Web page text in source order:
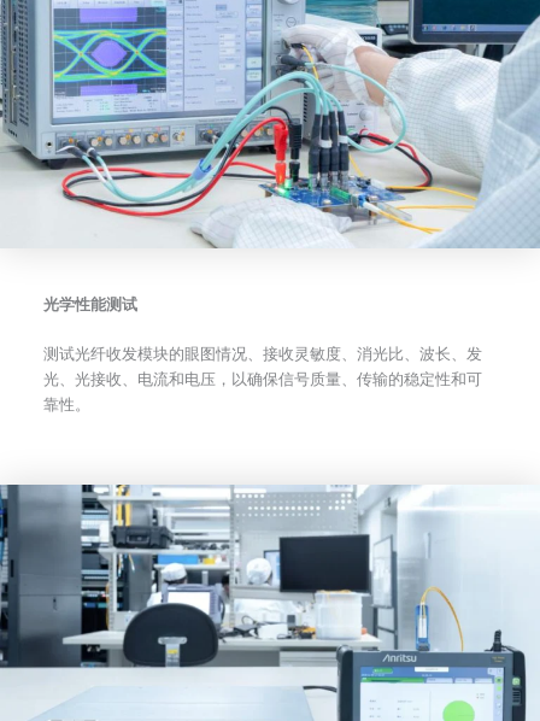
光学性能测试
测试光纤收发模块的眼图情况、接收灵敏度、消光比、波长、发
光、光接收、电流和电压，以确保信号质量、传输的稳定性和可
靠性。